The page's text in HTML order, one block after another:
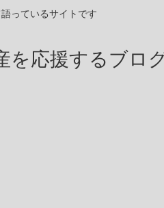
っているサイトです
を応援するブロ